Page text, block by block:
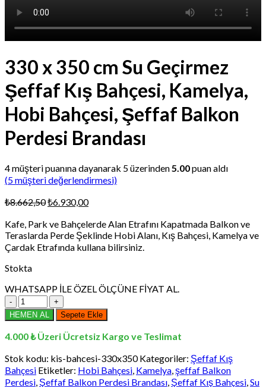
330 x 350 cm Su Geçirmez
Şeffaf Kış Bahçesi, Kamelya,
Hobi Bahçesi, Şeffaf Balkon
Perdesi Brandası
4müşteri puanına dayanarak 5 üzerinden5.00puan aldı
(5müşteri değerlendirmesi)
₺8.662,50Orijinal
₺8.662,50.
₺6.930,00Şu
fiyat:
₺6.930,00.
Kafe, Park ve Bahçelerde Alan Etrafını Kapatmada Balkon ve
Teraslarda Perde Şeklinde Hobi Alanı, Kış Bahçesi, Kamelya ve
Çardak Etrafında kullana bilirsiniz.
Stokta
WHATSAPP İLE ÖZEL ÖLÇÜNE FİYAT AL.
330
x
350
cm
Geçirmez
Şeffaf
Kış
HEMEN AL Sepete Ekle
4.000 ₺ Üzeri Ücretsiz Kargo ve Teslimat
Stok kodu: kis-bahcesi-330x350 Kategoriler: Şeffaf Kış
Bahçesi Etiketler: Hobi Bahçesi, Kamelya,şeffaf Balkon
Perdesi, Şeffaf Balkon Perdesi Brandası, Şeffaf Kış Bahçesi,Su